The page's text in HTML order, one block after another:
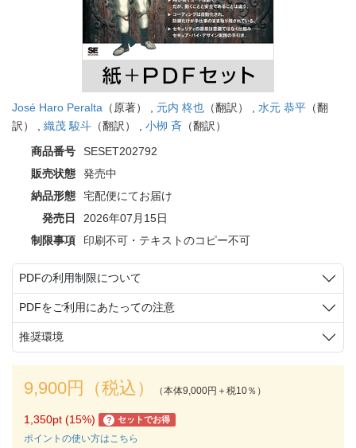
José Haro Peralta （原著） , 元内 柊也 （翻訳） , 水元 恭平 （翻
訳） , 織茂 駿斗 （翻訳） , 小栁 斉 （翻訳）
商品番号
SESET202792
販売状態
発売中
納品形態
宅配便にてお届け
発売日
2026年07月15日
制限事項
印刷不可・テキストのコピー不可
PDFの利用制限について
PDFをご利用にあたっての注意
推奨環境
9,900円（税込） （本体9,000円＋税10％）
1,350pt (15%) ? セットでお得
ポイントの使い方はこちら